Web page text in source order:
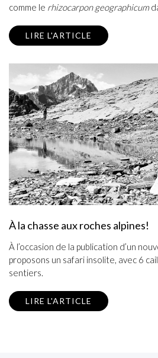
comme le rhizocarpon geographicum
LIRE L'ARTICLE
À la chasse aux roches alpines!
À l’occasion de la publication d’un
proposons un safari insolite, avec 6
sentiers.
LIRE L'ARTICLE